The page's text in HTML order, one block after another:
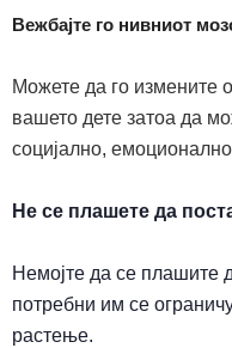
Вежбајте го нивниот
Можете да го измените
вашето дете затоа да
социјално,
Не се плашете да
Немојте да се плашите
потребни им се
растење.